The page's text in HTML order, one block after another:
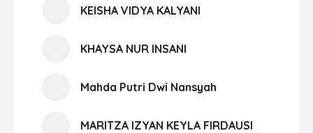
KEISHA VIDYA KALYANI
KHAYSA NUR INSANI
Mahda Putri Dwi Nansyah
MARITZA IZYAN KEYLA FIRDAUSI